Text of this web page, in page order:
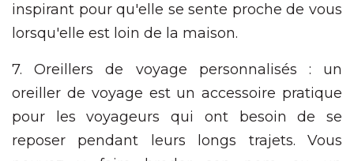
inspirant pour qu'elle se sente proche de vous
lorsqu'elle est loin de la maison.
7. Oreillers de voyage personnalisés : un
oreiller de voyage est un accessoire pratique
pour les voyageurs qui ont besoin de se
reposer pendant leurs longs trajets. Vous